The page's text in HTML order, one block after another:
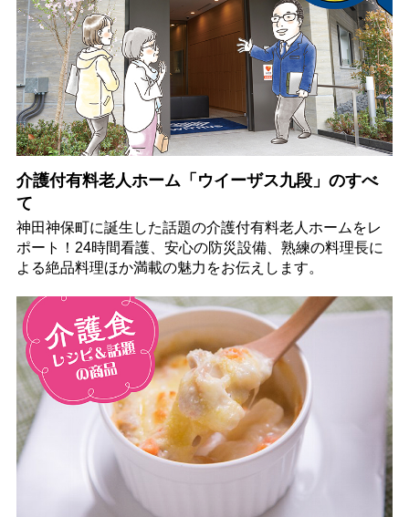
介護付有料老人ホーム「ウイーザス九段」のすべ
て
神田神保町に誕生した話題の介護付有料老人ホームをレ
ポート！24時間看護、安心の防災設備、熟練の料理長に
よる絶品料理ほか満載の魅力をお伝えします。